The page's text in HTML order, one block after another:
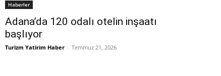
Haberler
Adana’da 120 odalı otelin inşaatı
başlıyor
Turizm Yatirim Haber - Temmuz 21, 2026